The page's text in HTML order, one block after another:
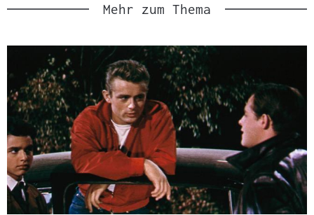
Mehr zum Thema